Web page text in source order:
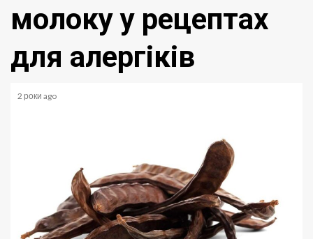
молоку у рецептах
для алергіків
2 роки ago